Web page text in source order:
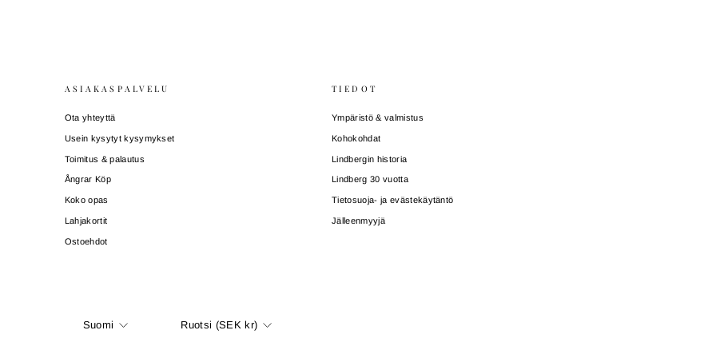
ASIAKASPALVELU
Ota yhteyttä
Usein kysytyt kysymykset
Toimitus & palautus
Ångrar Köp
Koko opas
Lahjakortit
Ostoehdot
TIEDOT
Ympäristö & valmistus
Kohokohdat
Lindbergin historia
Lindberg 30 vuotta
Tietosuoja- ja evästekäytäntö
Jälleenmyyjä
Kieli
Suomi Valuutta
Ruotsi (SEK kr)